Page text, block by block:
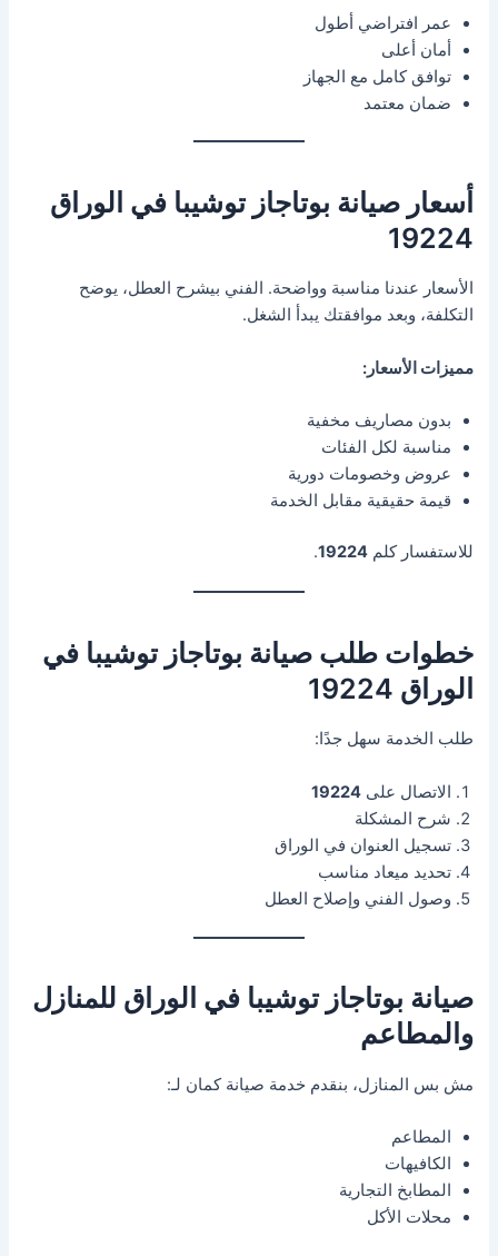
عمر افتراضي أطول
أمان أعلى
توافق كامل مع الجهاز
ضمان معتمد
أسعار صيانة بوتاجاز توشيبا في الوراق
19224
الأسعار عندنا مناسبة وواضحة. الفني بيشرح العطل، يوضح
التكلفة، وبعد موافقتك يبدأ الشغل.
مميزات الأسعار:
بدون مصاريف مخفية
مناسبة لكل الفئات
عروض وخصومات دورية
قيمة حقيقية مقابل الخدمة
للاستفسار كلم19224
.
خطوات طلب صيانة بوتاجاز توشيبا في
الوراق 19224
طلب الخدمة سهل جدًا:
الاتصال على19224
شرح المشكلة
تسجيل العنوان في الوراق
تحديد ميعاد مناسب
وصول الفني وإصلاح العطل
صيانة بوتاجاز توشيبا في الوراق للمنازل
والمطاعم
مش بس المنازل، بنقدم خدمة صيانة كمان لـ:
المطاعم
الكافيهات
المطابخ التجارية
محلات الأكل